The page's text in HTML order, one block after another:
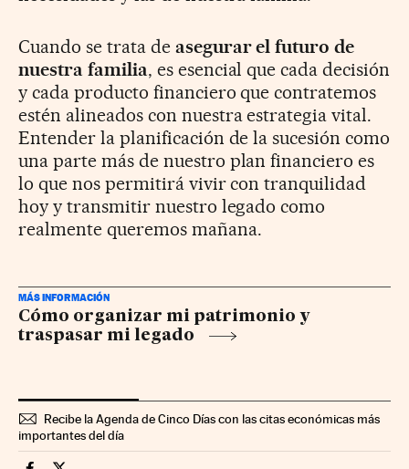
Cuando se trata de asegurar el futuro de
nuestra familia, es esencial que cada decisión
y cada producto financiero que contratemos
estén alineados con nuestra estrategia vital.
Entender la planificación de la sucesión como
una parte más de nuestro plan financiero es
lo que nos permitirá vivir con tranquilidad
hoy y transmitir nuestro legado como
realmente queremos mañana.
MÁS INFORMACIÓN
Cómo organizar mi patrimonio y
traspasar mi legado
Recibe la Agenda de Cinco Días con las citas económicas más
importantes del día